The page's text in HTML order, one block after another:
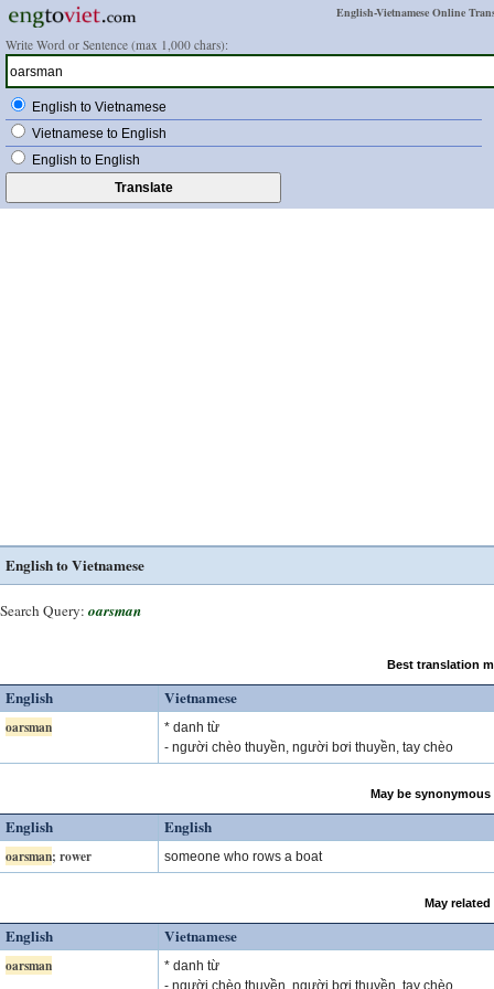
English-Vietnamese Online
Write Word or Sentence (max 1,000 chars):
English to Vietnamese
Vietnamese to English
English to English
English to Vietnamese
Search Query: oarsman
Best translation
English Vietnamese
oarsman
* danh từ
- người chèo thuyền, người bơi thuyền, tay chèo
May be
English English
oarsman; rower someone who rows a boat
May
English Vietnamese
oarsman
* danh từ
- người chèo thuyền, người bơi thuyền, tay chèo